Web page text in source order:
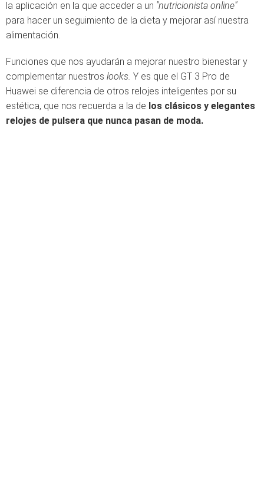
la aplicación en la que acceder a un "nutricionista online"
para hacer un seguimiento de la dieta y mejorar así nuestra
alimentación.
Funciones que nos ayudarán a mejorar nuestro bienestar y
complementar nuestros looks. Y es que el GT 3 Pro de
Huawei se diferencia de otros relojes inteligentes por su
estética, que nos recuerda a la de los clásicos y elegantes
relojes de pulsera que nunca pasan de moda.